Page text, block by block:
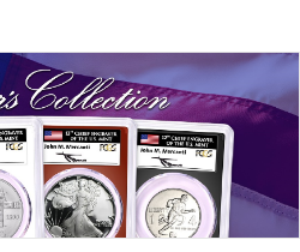
password?